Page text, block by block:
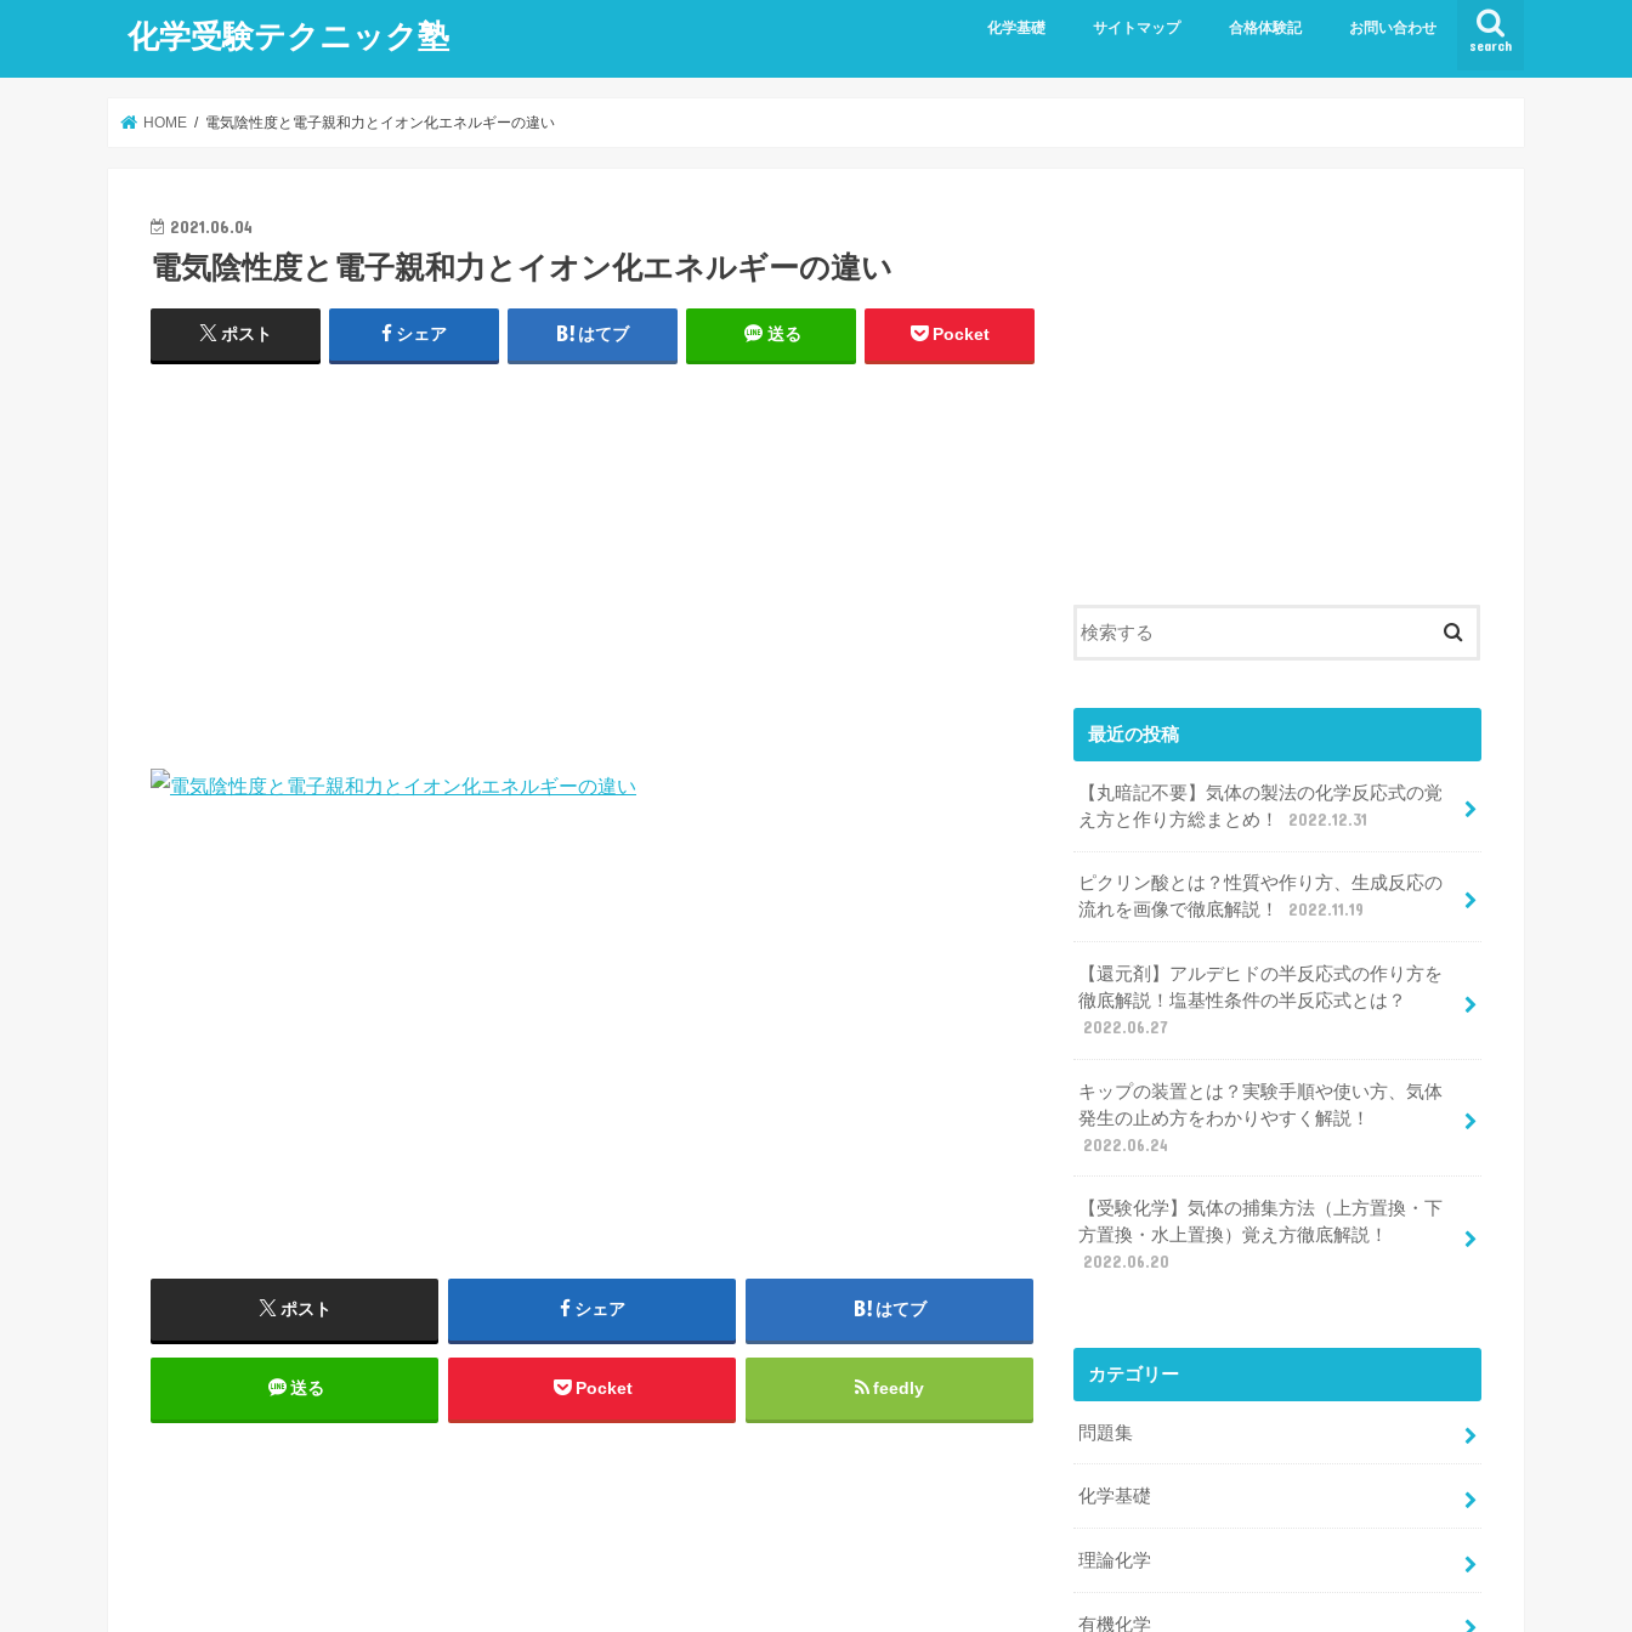
化学受験テクニック塾 search
化学基礎 サイトマップ 合格体験記 お問い合わせ
HOME 電気陰性度と電子親和力とイオン化エネルギーの違い
2021.06.04
電気陰性度と電子親和力とイオン化エネルギーの違い
ポスト シェア はてブ 送る Pocket
ポスト シェア はてブ
送る Pocket feedly
最近の投稿
【丸暗記不要】気体の製法の化学反応式の覚
え方と作り方総まとめ！
2022.12.31
ピクリン酸とは？性質や作り方、生成反応の
流れを画像で徹底解説！
2022.11.19
【還元剤】アルデヒドの半反応式の作り方を
徹底解説！塩基性条件の半反応式とは？
2022.06.27
キップの装置とは？実験手順や使い方、気体
発生の止め方をわかりやすく解説！
2022.06.24
【受験化学】気体の捕集方法（上方置換・下
方置換・水上置換）覚え方徹底解説！
2022.06.20
カテゴリー
問題集
化学基礎
理論化学
有機化学